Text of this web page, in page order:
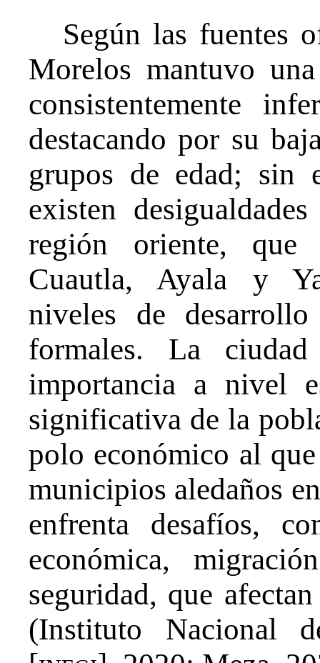
Según las fuentes
Morelos mantuvo
consistentemente
destacando por su
grupos de edad; sin
existen
región oriente, que
Cuautla, Ayala y
niveles de
formales. La
importancia a nivel
significativa de la
polo económico al
municipios aledaños
enfrenta desafíos,
económica,
seguridad, que
(Instituto Nacional